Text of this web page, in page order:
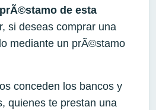
de esta
si deseas comprar una
mediante un prÃ©stamo
conceden los bancos y
quienes te prestan una